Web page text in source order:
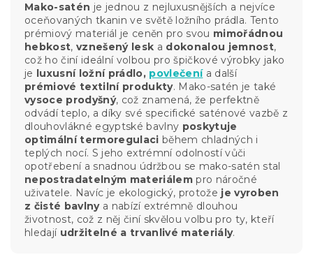
Mako-satén je jednou z nejluxusnějších a nejvíce
oceňovaných tkanin ve světě ložního prádla. Tento
prémiový materiál je ceněn pro svou mimořádnou
hebkost,vznešený lesk a dokonalou jemnost,
což ho činí ideální volbou pro špičkové výrobky jako
je luxusní ložní prádlo, povlečenía další
prémiové textilní produkty. Mako-satén je také
vysoce prodyšný, což znamená, že perfektně
odvádí teplo, a díky své specifické saténové vazbě z
dlouhovlákné egyptské bavlny poskytuje
optimální termoregulaci během chladných i
teplých nocí. S jeho extrémní odolností vůči
opotřebení a snadnou údržbou se mako-satén stal
nepostradatelným materiálem pro náročné
uživatele. Navíc je ekologický, protože je vyroben
z čisté bavlnya nabízí extrémně dlouhou
životnost, což z něj činí skvělou volbu pro ty, kteří
hledají udržitelné a trvanlivé materiály.